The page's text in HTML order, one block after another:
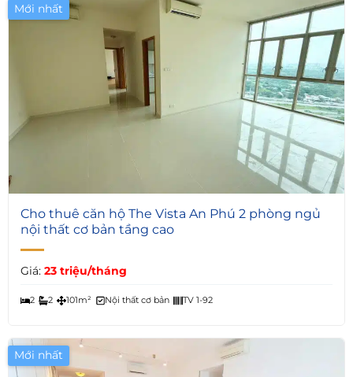
Mới nhất Giá Tốt
6
Cho thuê căn hộ The Vista An Phú 2 phòng ngủ
nội thất cơ bản tầng cao
Giá: 23 triệu/tháng
2 2 101m² Nội thất cơ bản TV 1-92
Mới nhất